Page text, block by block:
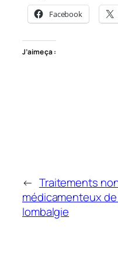
Facebook
J’aime ça :
← Traitements
médicamenteux
lombalgie